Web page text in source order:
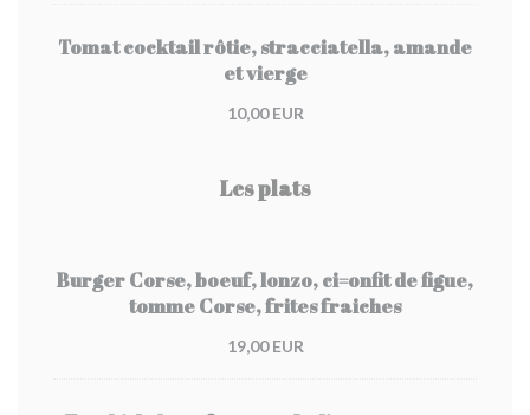
Tomat cocktail rôtie, stracciatella, amande
et vierge
10,00 EUR
Les plats
Burger Corse, boeuf, lonzo, ci=onfit de figue,
tomme Corse, frites fraiches
19,00 EUR